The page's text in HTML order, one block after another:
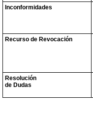
Inconformidades
Recurso de Revocación
Resolución
de Dudas